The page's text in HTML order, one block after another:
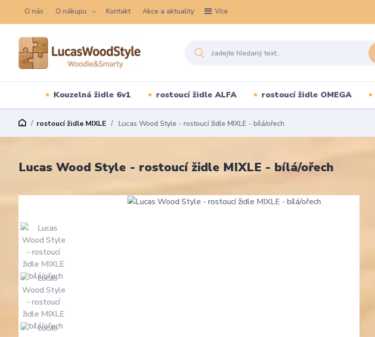
O nás O nákupu Kontakt Akce a aktuality Více
Kouzelná židle 6v1 rostoucí židle ALFA rostoucí židle OMEGA
rostoucí židle MIXLE Lucas Wood Style - rostoucí židle MIXLE - bílá/ořech
Lucas Wood Style - rostoucí židle MIXLE - bílá/ořech